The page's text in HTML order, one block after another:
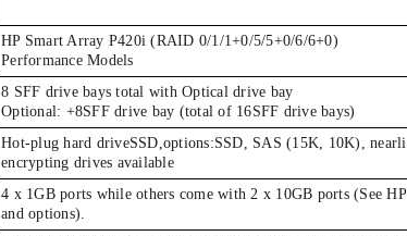
HP Smart Array P420i (RAID 0/1/1+0/5/5+0/6/6+0)
Performance Models
8 SFF drive bays total with Optical drive bay
Optional: +8SFF drive bay (total of 16SFF drive bays)
Hot-plug hard driveSSD,options:SSD, SAS (15K, 10K),
encrypting drives available
4 x 1GB ports while others come with 2 x 10GB ports (See
and options).